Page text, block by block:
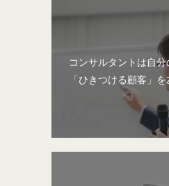
コンサルタントは自
「ひきつける顧客」